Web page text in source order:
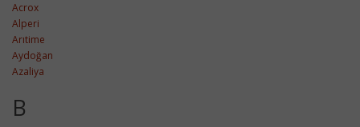
Acrox
Alperi
Arıtime
Aydoğan
Azaliya
B